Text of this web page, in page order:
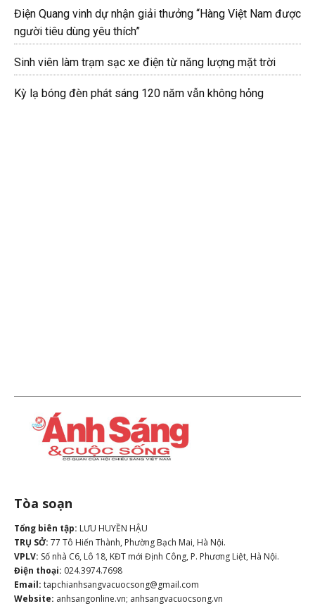
Điện Quang vinh dự nhận giải thưởng “Hàng Việt Nam được
người tiêu dùng yêu thích”
Sinh viên làm trạm sạc xe điện từ năng lượng mặt trời
Kỳ lạ bóng đèn phát sáng 120 năm vẫn không hỏng
Tòa soạn
Tổng biên tập: LƯU HUYỀN HẬU
TRỤ SỞ: 77 Tô Hiến Thành, Phường Bạch Mai, Hà Nội.
VPLV: Số nhà C6, Lô 18, KĐT mới Định Công, P. Phương Liệt, Hà Nội.
Điện thoại: 024.3974.7698
Email: tapchianhsangvacuocsong@gmail.com
Website: anhsangonline.vn; anhsangvacuocsong.vn